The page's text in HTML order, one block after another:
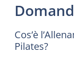
Cos’è
Pilates?